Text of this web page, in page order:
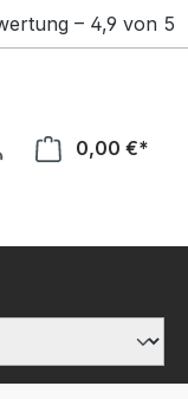
– 4,9 von 5
0,00 €*